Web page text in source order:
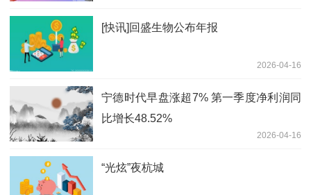
[快讯]回盛生物公布年报
2026-04-16
宁德时代早盘涨超7% 第一季度净利润同
比增长48.52%
2026-04-16
“光炫”夜杭城